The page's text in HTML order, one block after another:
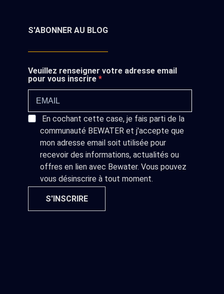
S'ABONNER AU BLOG
Veuillez renseigner votre adresse email
pour vous inscrire
En cochant cette case, je fais parti de la
communauté BEWATER et j'accepte que
mon adresse email soit utilisée pour
recevoir des informations, actualités ou
offres en lien avec Bewater. Vous pouvez
vous désinscrire à tout moment.
S'INSCRIRE